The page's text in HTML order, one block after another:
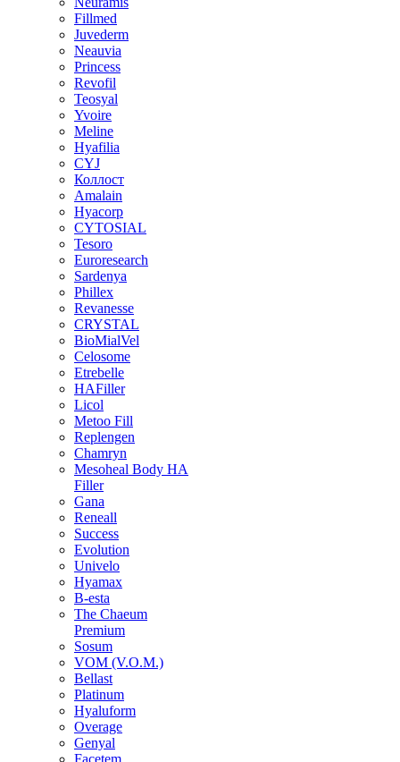
Fillmed
Juvederm
Neauvia
Princess
Revofil
Teosyal
Yvoire
Meline
Hyafilia
CYJ
Коллост
Amalain
Hyacorp
CYTOSIAL
Tesoro
Euroresearch
Sardenya
Phillex
Revanesse
CRYSTAL
BioMialVel
Celosome
Etrebelle
HAFiller
Licol
Metoo Fill
Replengen
Chamryn
Mesoheal Body HA
Filler
Gana
Reneall
Success
Evolution
Univelo
Hyamax
B-esta
The Chaeum
Premium
Sosum
VOM (V.O.M.)
Bellast
Platinum
Hyaluform
Overage
Genyal
Facetem